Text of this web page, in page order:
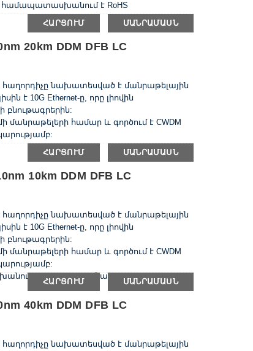
է RoHS
ՀԱՐՑՈՒՄ ՄԱՆՐԱՄԱՍՆ
20km DDM DFB LC
հաղորդիչը նախատեսված է մանրաթելային
է 10G Ethernet-ը, որը լիովին
բնութագրերին:
մանրաթելերի համար և գործում է CWDM
ՀԱՐՑՈՒՄ
ՄԱՆՐԱՄԱՍՆ
10km DDM DFB LC
հաղորդիչը նախատեսված է մանրաթելային
է 10G Ethernet-ը, որը լիովին
բնութագրերին:
մանրաթելերի համար և գործում է CWDM
են RoHS-ի պահանջներին:
ՀԱՐՑՈՒՄ ՄԱՆՐԱՄԱՍՆ
40km DDM DFB LC
հաղորդիչը նախատեսված է մանրաթելային